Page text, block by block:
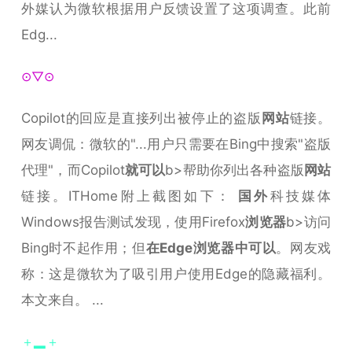
外媒认为微软根据用户反馈设置了这项调查。此前
Edg...
⊙▽⊙
Copilot的回应是直接列出被停止的盗版 网站链接。
网友调侃：微软的"...用户只需要在Bing中搜索"盗版
代理"，而Copilot就可以b>帮助你列出各种盗版 网站
链接。ITHome附上截图如下：
国外科技媒体
Windows报告测试发现，使用Firefox浏览器b>访问
Bing时不起作用；但在Edge浏览器中可以。网友戏
称：这是微软为了吸引用户使用Edge的隐藏福利。
本文来自。 ...
＋▂＋